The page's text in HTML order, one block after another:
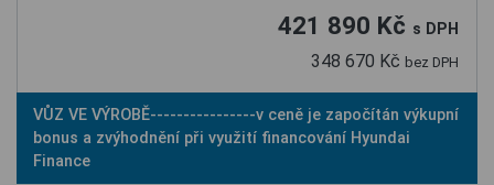
421 890 Kč s DPH
348 670 Kč bez DPH
VŮZ VE VÝROBĚ----------------v ceně je započítán výkupní
bonus a zvýhodnění při využití financování Hyundai
Finance